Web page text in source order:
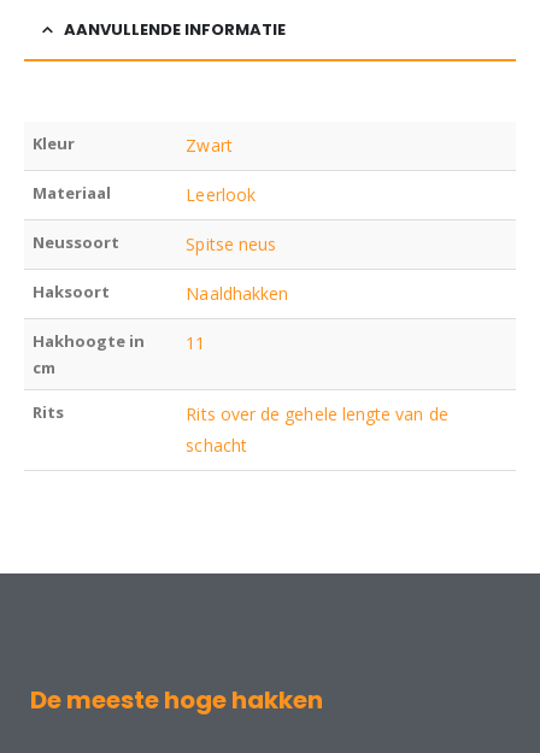
AANVULLENDE INFORMATIE
Kleur Zwart
Materiaal Leerlook
Neussoort Spitse neus
Haksoort Naaldhakken
Hakhoogte in
cm
11
Rits
Rits over de gehele lengte van de
schacht
De meeste hoge hakken